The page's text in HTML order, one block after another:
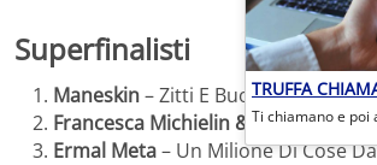
Superfinalisti
Maneskin– Zitti E Buoni
Francesca Michielin & Fedez–
Ermal Meta– Un Milione Di Cose
TRUFFA
Ti chiamano e poi